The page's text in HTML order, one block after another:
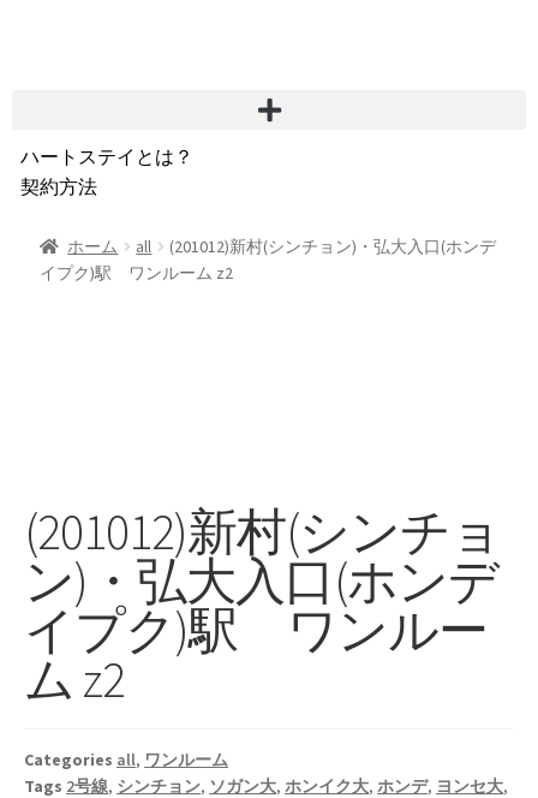
ハートステイとは？
契約方法
サービス費用
よくある質問
ホーム all
(201012)新村(シンチョン)・弘大入口(ホンデ
イプク)駅 ワンルーム z2
(201012)新村(シンチョ
ン)・弘大入口(ホンデ
イプク)駅 ワンルー
ム z2
Categories all, ワンルーム
Tags 2号線, シンチョン, ソガン大, ホンイク大, ホンデ, ヨンセ大,